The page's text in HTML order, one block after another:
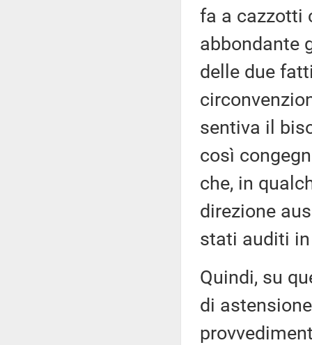
fa a cazzotti
abbondante
delle due
sentiva il
così
che, in
direzione
stati auditi
Quindi, su
di